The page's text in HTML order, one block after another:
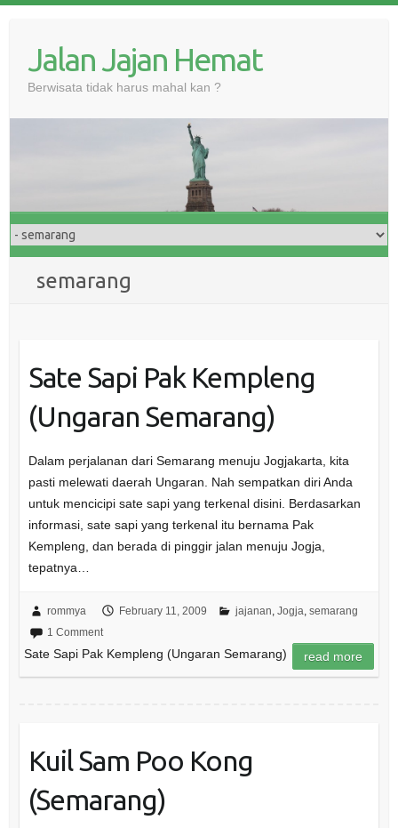
Jalan Jajan Hemat
Berwisata tidak harus mahal kan ?
semarang
Sate Sapi Pak Kempleng
(Ungaran Semarang)
Dalam perjalanan dari Semarang menuju Jogjakarta, kita
pasti melewati daerah Ungaran. Nah sempatkan diri Anda
untuk mencicipi sate sapi yang terkenal disini. Berdasarkan
informasi, sate sapi yang terkenal itu bernama Pak
Kempleng, dan berada di pinggir jalan menuju Jogja,
tepatnya…
rommya February 11, 2009 jajanan Jogja semarang
1 Comment
Sate Sapi Pak Kempleng (Ungaran Semarang) read more
Kuil Sam Poo Kong
(Semarang)